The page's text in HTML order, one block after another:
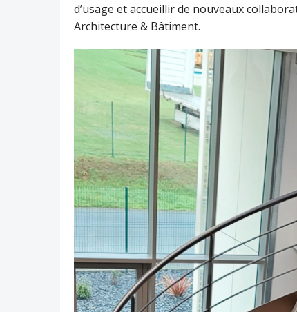
d’usage et accueillir de nouveaux
Architecture & Bâtiment.